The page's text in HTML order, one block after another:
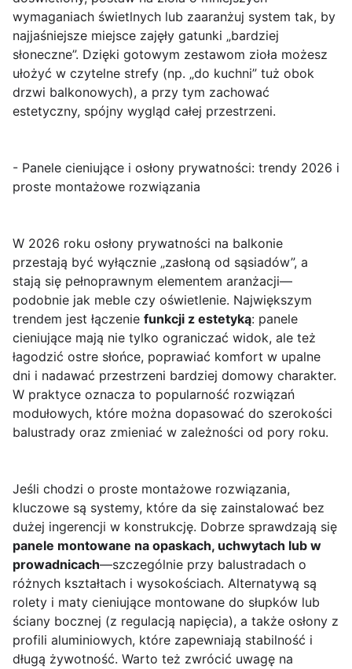
wymaganiach świetlnych lub zaaranżuj system tak, by
najjaśniejsze miejsce zajęły gatunki „bardziej
słoneczne”. Dzięki gotowym zestawom zioła możesz
ułożyć w czytelne strefy (np. „do kuchni” tuż obok
drzwi balkonowych), a przy tym zachować
estetyczny, spójny wygląd całej przestrzeni.
- Panele cieniujące i osłony prywatności: trendy 2026 i
proste montażowe rozwiązania
W 2026 roku osłony prywatności na balkonie
przestają być wyłącznie „zasłoną od sąsiadów”, a
stają się pełnoprawnym elementem aranżacji—
podobnie jak meble czy oświetlenie. Największym
trendem jest łączenie funkcji z estetyką: panele
cieniujące mają nie tylko ograniczać widok, ale też
łagodzić ostre słońce, poprawiać komfort w upalne
dni i nadawać przestrzeni bardziej domowy charakter.
W praktyce oznacza to popularność rozwiązań
modułowych, które można dopasować do szerokości
balustrady oraz zmieniać w zależności od pory roku.
Jeśli chodzi o proste montażowe rozwiązania,
kluczowe są systemy, które da się zainstalować bez
dużej ingerencji w konstrukcję. Dobrze sprawdzają się
panele montowane na opaskach, uchwytach lub w
prowadnicach—szczególnie przy balustradach o
różnych kształtach i wysokościach. Alternatywą są
rolety i maty cieniujące montowane do słupków lub
ściany bocznej (z regulacją napięcia), a także osłony z
profili aluminiowych, które zapewniają stabilność i
długą żywotność. Warto też zwrócić uwagę na